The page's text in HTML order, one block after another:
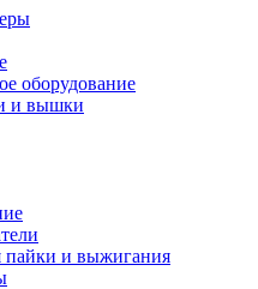
оборудование
и вышки
пайки и выжигания